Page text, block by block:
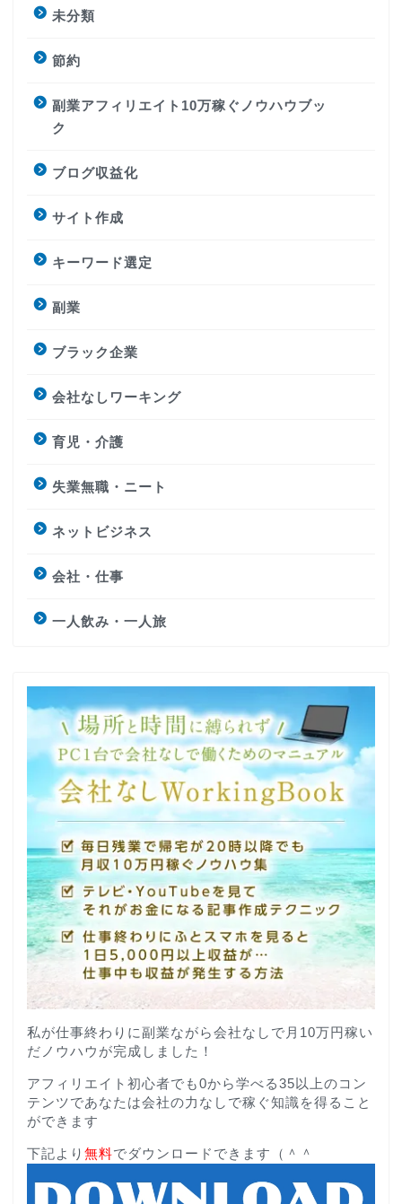
未分類
節約
副業アフィリエイト10万稼ぐノウハウブッ
ク
ブログ収益化
サイト作成
キーワード選定
副業
ブラック企業
会社なしワーキング
育児・介護
失業無職・ニート
ネットビジネス
会社・仕事
一人飲み・一人旅
私が仕事終わりに副業ながら会社なしで月10万円稼い
だノウハウが完成しました！
アフィリエイト初心者でも0から学べる35以上のコン
テンツであなたは会社の力なしで稼ぐ知識を得ること
ができます
下記より 無料でダウンロードできます（＾＾